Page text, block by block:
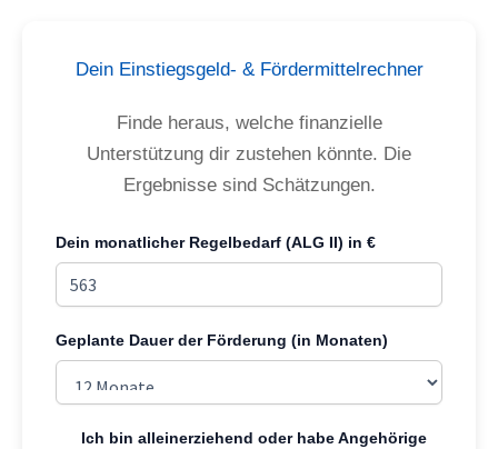
Dein Einstiegsgeld- & Fördermittelrechner
Finde heraus, welche finanzielle
Unterstützung dir zustehen könnte. Die
Ergebnisse sind Schätzungen.
Dein monatlicher Regelbedarf (ALG II) in €
Geplante Dauer der Förderung (in Monaten)
Ich bin alleinerziehend oder habe Angehörige